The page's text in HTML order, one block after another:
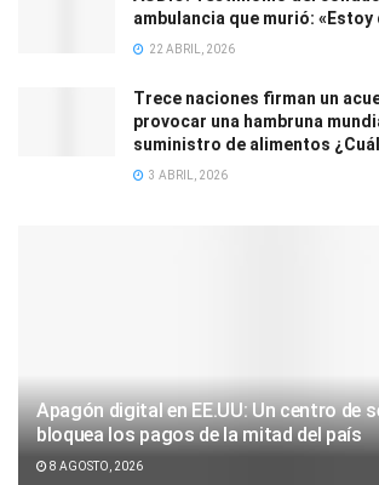
ambulancia que murió:
22 ABRIL, 2026
Trece naciones firman un
provocar una hambruna
suministro de alimentos
3 ABRIL, 2026
Apagón digital en EE.UU: Un centro de
bloquea los pagos de la mitad del país
8 AGOSTO, 2026